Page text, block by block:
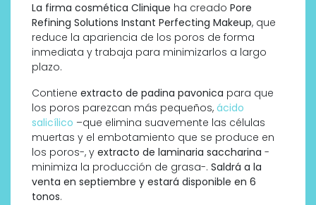
La firma cosmética Clinique ha creado Pore
Refining Solutions Instant Perfecting Makeup, que
reduce la apariencia de los poros de forma
inmediata y trabaja para minimizarlos a largo
plazo.
Contiene extracto de padina pavonica para que
los poros parezcan más pequeños, ácido
salicílico –que elimina suavemente las células
muertas y el embotamiento que se produce en
los poros-, y extracto de laminaria saccharina -
minimiza la producción de grasa-. Saldrá a la
venta en septiembre y estará disponible en 6
tonos.